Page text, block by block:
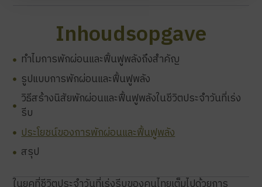
Inhoudsopgave
ทำไมการพักผ่อนและฟื้นฟูพลังถึงสำคัญ
รูปแบบการพักผ่อนและฟื้นฟูพลัง
วิธีสร้างนิสัยพักผ่อนและฟื้นฟูพลังในชีวิตประจำวันที่เร่ง
รีบ
ประโยชน์ของการพักผ่อนและฟื้นฟูพลัง
สรุป